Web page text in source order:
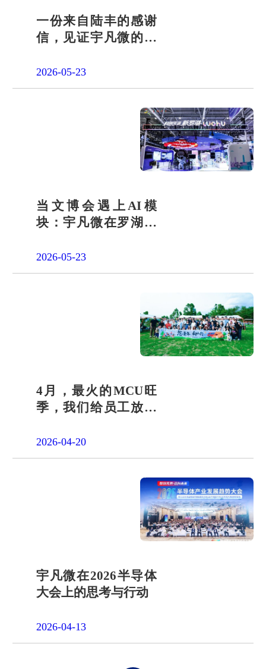
一份来自陆丰的感谢
信，见证宇凡微的社
2026-05-23
当文博会遇上AI模
块：宇凡微在罗湖展
答卷
2026-05-23
4月，最火的MCU旺
季，我们给员工放了
2026-04-20
宇凡微在2026半导体
大会上的思考与行动
2026-04-13